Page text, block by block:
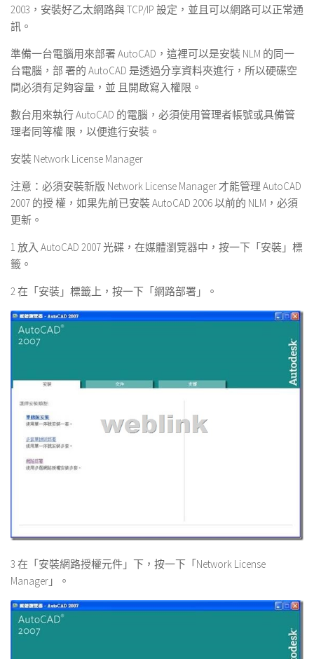
2003，安裝好乙太網路與 TCP/IP 設定，並且可以網路可以正常通
訊。
準備一台電腦用來部署 AutoCAD，這裡可以是安裝 NLM 的同一
台電腦，部 署的 AutoCAD 是透過分享資料夾進行，所以硬碟空
間必須有足夠容量，並 且開啟寫入權限。
數台用來執行 AutoCAD 的電腦，必須使用管理者帳號或具備管
理者同等權 限，以便進行安裝。
安裝 Network License Manager
注意：必須安裝新版 Network License Manager 才能管理 AutoCAD
2007 的授 權，如果先前已安裝 AutoCAD 2006 以前的 NLM，必須
更新。
1 放入 AutoCAD 2007 光碟，在媒體瀏覽器中，按一下「安裝」標
籤。
2 在「安裝」標籤上，按一下「網路部署」。
3 在「安裝網路授權元件」下，按一下「Network License
Manager」。